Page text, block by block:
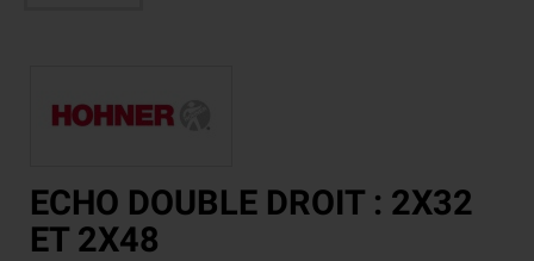
ECHO DOUBLE DROIT : 2X32
ET 2X48